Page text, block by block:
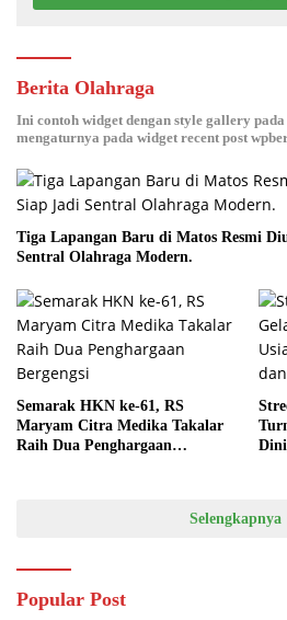
Berita Olahraga
Ini contoh widget dengan style gallery
mengaturnya pada widget recent post
Tiga Lapangan Baru di Matos Resmi
Sentral Olahraga Modern.
Semarak HKN ke-61, RS
Maryam Citra Medika Takalar
Raih Dua Penghargaan
Selengkapnya
Popular Post